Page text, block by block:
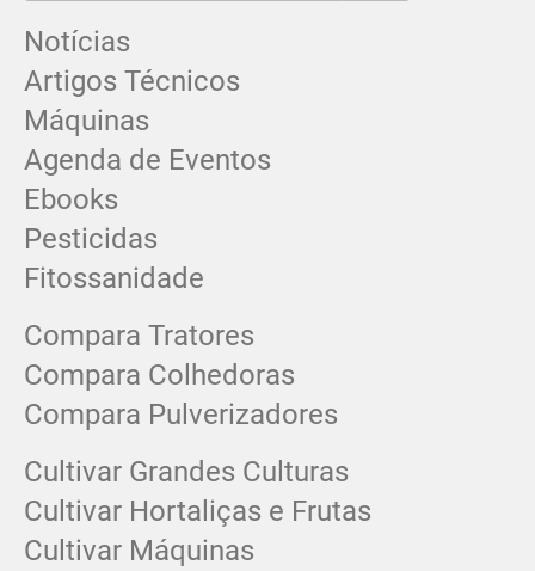
Notícias
Artigos Técnicos
Máquinas
Agenda de Eventos
Ebooks
Pesticidas
Fitossanidade
Compara Tratores
Compara Colhedoras
Compara Pulverizadores
Cultivar Grandes Culturas
Cultivar Hortaliças e Frutas
Cultivar Máquinas